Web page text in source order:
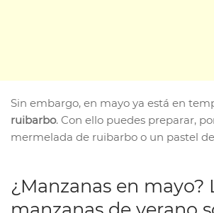
Sin embargo, en mayo ya está en
ruibarbo. Con ello puedes preparar,
mermelada de ruibarbo o un pastel
¿Manzanas en mayo?